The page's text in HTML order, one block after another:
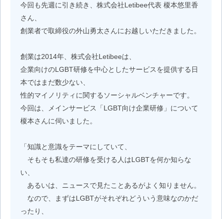
今回も先週に引き続き、株式会社Letibee代表 榎本悠里香
さん、
創業者で取締役の外山勇太さんにお越しいただきました。
創業は2014年、株式会社Letibeeは、
企業向けのLGBT研修を中心としたサービスを提供する日
本ではまだ数少ない、
性的マイノリティに関するソーシャルベンチャーです。
今回は、メインサービス「LGBT向け企業研修」について
榎本さんに伺いました。
「知識と意識をテーマにしていて、
そもそも私達の研修を受ける人はLGBTを何か知らな
い、
あるいは、ニュースで見たことあるがよく知りません。
なので、まずはLGBTがそれぞれどういう意味なのかだ
ったり、